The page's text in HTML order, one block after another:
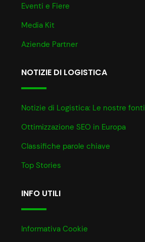
Eventi e Fiere
Media Kit
Aziende Partner
NOTIZIE DI LOGISTICA
Notizie di Logistica: Le nostre fonti
Ottimizzazione SEO in Europa
Classifiche parole chiave
Top Stories
INFO UTILI
Informativa Cookie